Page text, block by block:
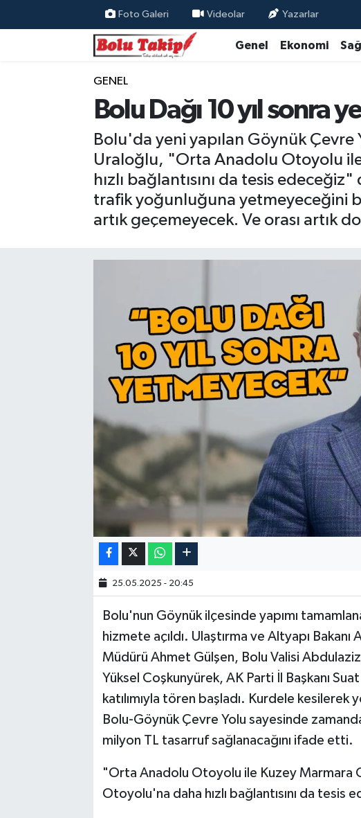
Foto Galeri Videolar Yazarlar
Genel Ekonomi
GENEL
Bolu Dağı 10 yıl sonra
Bolu'da yeni yapılan Göynük Çevre
Uraloğlu, "Orta Anadolu Otoyolu
hızlı bağlantısını da tesis
trafik yoğunluğuna yetmeyeceğini
artık geçemeyecek. Ve orası artık
25.05.2025 - 20:45
Bolu'nun Göynük ilçesinde yapımı
hizmete açıldı. Ulaştırma ve Altyapı
Müdürü Ahmet Gülşen, Bolu Valisi
Yüksel Coşkunyürek, AK Parti İl Başkanı
katılımıyla tören başladı. Kurdele kesilerek
Bolu-Göynük Çevre Yolu sayesinde
milyon TL tasarruf sağlanacağını ifade etti.
"Orta Anadolu Otoyolu ile Kuzey Marmara
Otoyolu'na daha hızlı bağlantısını da tesis